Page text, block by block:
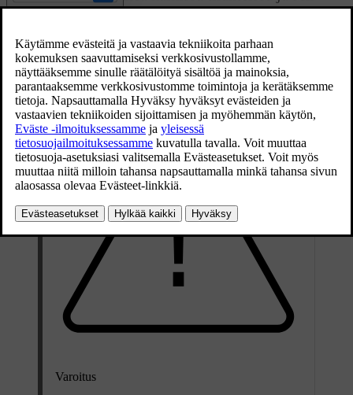
Päivitetty 19.03.2020
toiminta voi siksi olla rajoitettua.
Kuljettajan on oltava tietoinen seuraavista aktiivisen
pysäköintitutkan rajoituksista.
Varoitus